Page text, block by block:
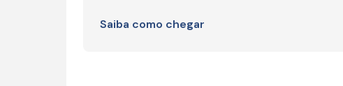
Saiba como chegar